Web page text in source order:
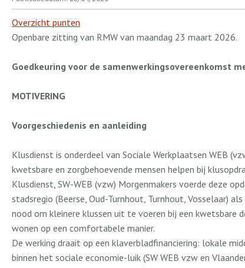
Overzicht punten
Openbare zitting van RMW van maandag 23 maart 2026.
Goedkeuring voor de samenwerkingsovereenkomst
MOTIVERING
Voorgeschiedenis en aanleiding
Klusdienst is onderdeel van Sociale Werkplaatsen WEB
kwetsbare en zorgbehoevende mensen helpen bij
Klusdienst, SW-WEB (vzw) Morgenmakers voerde deze
stadsregio (Beerse, Oud-Turnhout, Turnhout, Vosselaar)
nood om kleinere klussen uit te voeren bij een kwetsbare
wonen op een comfortabele manier.
De werking draait op een klaverbladfinanciering: lokale
binnen het sociale economie-luik (SW WEB vzw en